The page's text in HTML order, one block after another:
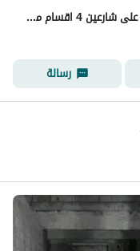
استراحه 625م بمخطط الاستراحات بحي الرمال على شارعين 4 اقسام مؤثثه بالكامل مع صالة العاب اطفال
رسالة